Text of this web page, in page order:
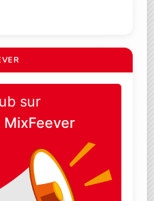
sur
MixFeever